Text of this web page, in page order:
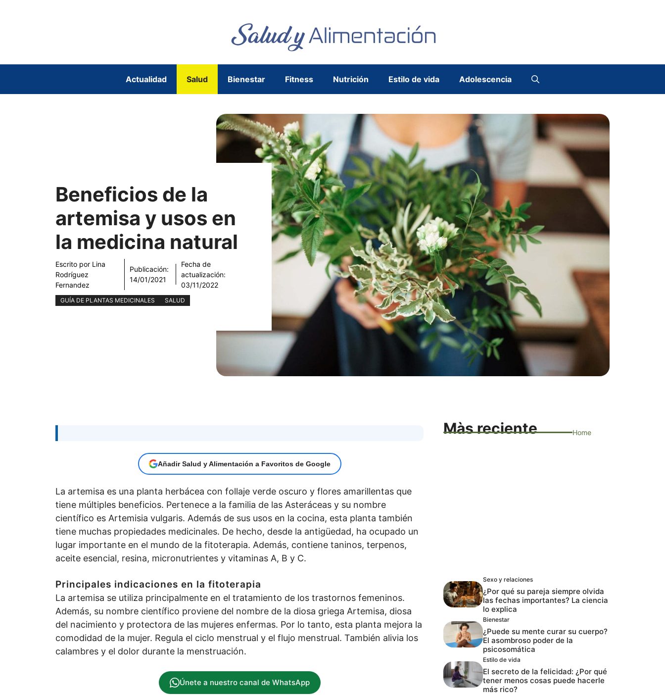
Actualidad Salud Bienestar Fitness Nutrición Estilo de vida Adolescencia
Beneficios de la
artemisa y usos en
la medicina natural
Escrito por Lina
Rodríguez
Fernandez
Publicación:
14/01/2021
Fecha de
actualización:
03/11/2022
GUÍA DE PLANTAS MEDICINALES SALUD
Añadir Salud y Alimentación a Favoritos de Google
La artemisa es una planta herbácea con follaje verde oscuro y flores amarillentas que
tiene múltiples beneficios. Pertenece a la familia de las Asteráceas y su nombre
científico es Artemisia vulgaris. Además de sus usos en la cocina, esta planta también
tiene muchas propiedades medicinales. De hecho, desde la antigüedad, ha ocupado un
lugar importante en el mundo de la fitoterapia. Además, contiene taninos, terpenos,
aceite esencial, resina, micronutrientes y vitaminas A, B y C.
Principales indicaciones en la fitoterapia
La artemisa se utiliza principalmente en el tratamiento de los trastornos femeninos.
Además, su nombre científico proviene del nombre de la diosa griega Artemisa, diosa
del nacimiento y protectora de las mujeres enfermas. Por lo tanto, esta planta mejora la
comodidad de la mujer. Regula el ciclo menstrual y el flujo menstrual. También alivia los
calambres y el dolor durante la menstruación.
Únete a nuestro canal de WhatsApp
Màs reciente Home
Sexo y relaciones
¿Por qué su pareja siempre olvida
las fechas importantes? La ciencia
lo explica
Bienestar
¿Puede su mente curar su cuerpo?
El asombroso poder de la
psicosomática
Estilo de vida
El secreto de la felicidad: ¿Por qué
tener menos cosas puede hacerle
más rico?